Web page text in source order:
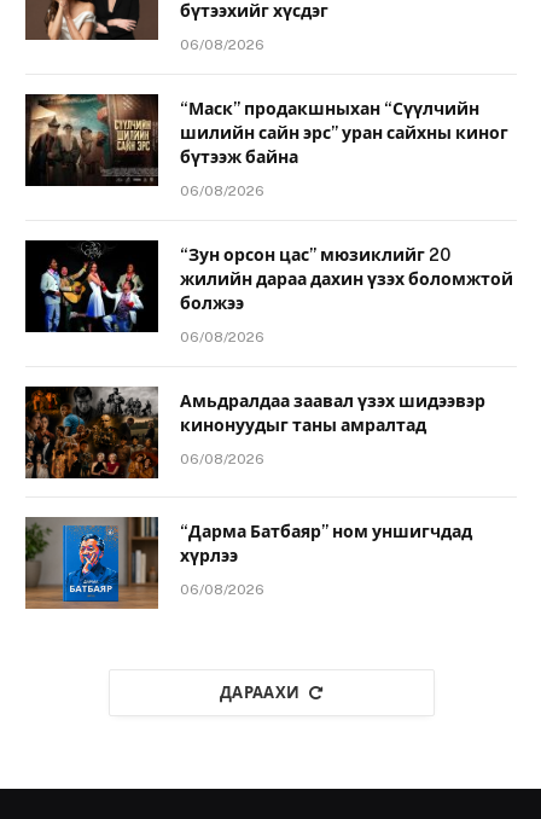
бүтээхийг хүсдэг
06/08/2026
“Маск” продакшныхан “Сүүлчийн
шилийн сайн эрс” уран сайхны киног
бүтээж байна
06/08/2026
“Зун орсон цас” мюзиклийг 20
жилийн дараа дахин үзэх боломжтой
болжээ
06/08/2026
Амьдралдаа заавал үзэх шидээвэр
кинонуудыг таны амралтад
06/08/2026
“Дарма Батбаяр” ном уншигчдад
хүрлээ
06/08/2026
ДАРААХИ